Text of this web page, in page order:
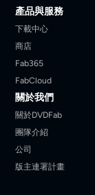
產品與服務
下載中心
商店
Fab365
FabCloud
關於我們
關於DVDFab
團隊介紹
公司
版主連署計畫